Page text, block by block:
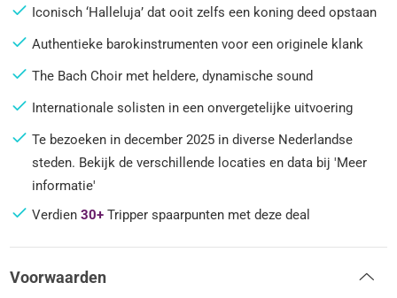
Iconisch ‘Halleluja’ dat ooit zelfs een koning deed opstaan
Authentieke barokinstrumenten voor een originele klank
The Bach Choir met heldere, dynamische sound
Internationale solisten in een onvergetelijke uitvoering
Te bezoeken in december 2025 in diverse Nederlandse
steden. Bekijk de verschillende locaties en data bij 'Meer
informatie'
Verdien30+ Tripper spaarpunten met deze deal
Voorwaarden